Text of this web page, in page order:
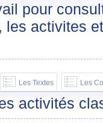
pour
les activites
Les Textes Les
activités